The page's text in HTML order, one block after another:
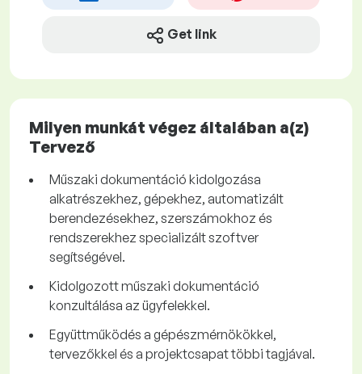
Get link
Milyen munkát végez általában a(z)
Tervező
Műszaki dokumentáció kidolgozása
alkatrészekhez, gépekhez, automatizált
berendezésekhez, szerszámokhoz és
rendszerekhez specializált szoftver
segítségével.
Kidolgozott műszaki dokumentáció
konzultálása az ügyfelekkel.
Együttműködés a gépészmérnökökkel,
tervezőkkel és a projektcsapat többi tagjával.